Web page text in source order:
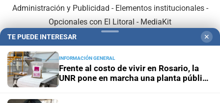
Administración y Publicidad - Elementos institucionales-
Opcionales con El Litoral - MediaKit
TE PUEDE INTERESAR ✕
INFORMACIÓN GENERAL
Frente al costo de vivir en Rosario, la
UNR pone en marcha una planta pública